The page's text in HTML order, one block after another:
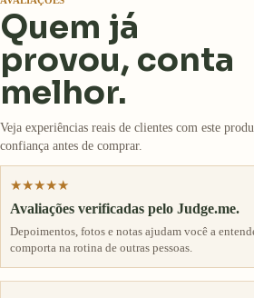
Quem já
provou, conta
melhor.
Veja experiências reais de clientes com este
confiança antes de comprar.
★★★★★
Avaliações verificadas pelo Judge.me.
Depoimentos, fotos e notas ajudam você a
comporta na rotina de outras pessoas.